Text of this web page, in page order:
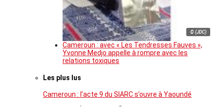
© (JDC)
Cameroun : avec « Les Tendresses Fauves »,
Yvonne Medjo appelle à rompre avec les
relations toxiques
Les plus lus
Cameroun : l’acte 9 du SIARC s’ouvre à Yaoundé